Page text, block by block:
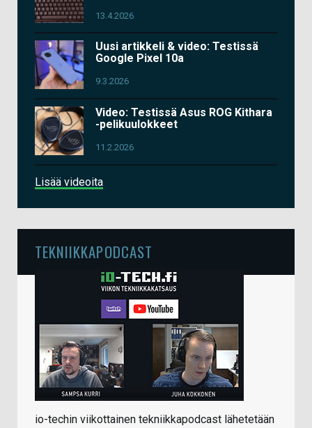
13.4.2026
Uusi artikkeli & video: Testissä
Google Pixel 10a
9.3.2026
Video: Testissä Asus ROG Kithara
-pelikuulokkeet
11.2.2026
Lisää videoita
TEKNIIKKAPODCAST
io-techin viikottainen tekniikkapodcast lähetetään